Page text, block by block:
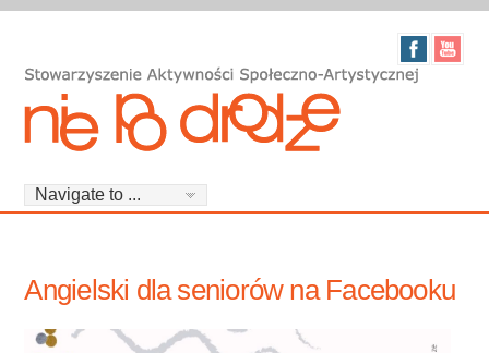
Angielski dla seniorów na Facebooku